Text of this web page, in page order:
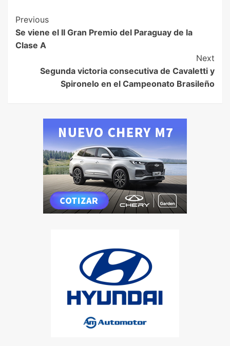
Previous
Se viene el II Gran Premio del Paraguay de la
Clase A
Next
Segunda victoria consecutiva de Cavaletti y
Spironelo en el Campeonato Brasileño